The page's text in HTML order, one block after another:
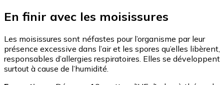
En finir avec les moisissures
Les moisissures sont néfastes pour l’organisme par leur
présence excessive dans l’air et les spores qu’elles libèrent,
responsables d’allergies respiratoires. Elles se développent
surtout à cause de l’humidité.